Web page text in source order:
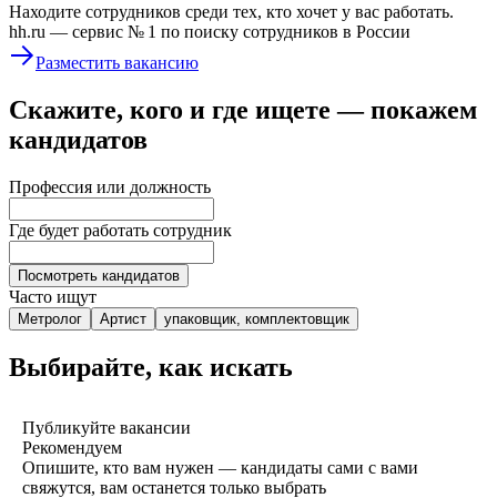
Находите сотрудников среди тех, кто хочет у вас работать.
hh.ru — сервис № 1 по поиску сотрудников в России
Разместить вакансию
Скажите, кого и где ищете — покажем
кандидатов
Профессия или должность
Где будет работать сотрудник
Посмотреть кандидатов
Часто ищут
Метролог Артист упаковщик, комплектовщик
Выбирайте, как искать
Публикуйте вакансии
Рекомендуем
Опишите, кто вам нужен — кандидаты сами с вами
свяжутся, вам останется только выбрать